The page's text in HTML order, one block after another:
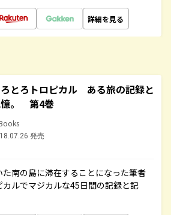
詳細を見る
とろトロピカル ある旅の記録と
。 第4巻
発売
南の島に滞在することになった筆者
ルでマジカルな45日間の記録と記